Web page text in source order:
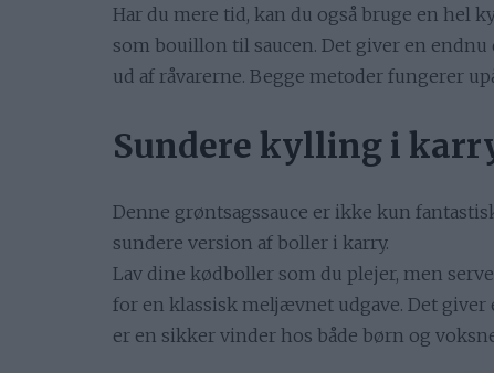
Har du mere tid, kan du også bruge en hel
som bouillon til saucen. Det giver en
ud af råvarerne. Begge metoder fungerer
Sundere kylling i
Denne grøntsagssauce er ikke kun
sundere version af boller i karry.
Lav dine kødboller som du plejer, men
for en klassisk meljævnet udgave. Det
er en sikker vinder hos både børn og